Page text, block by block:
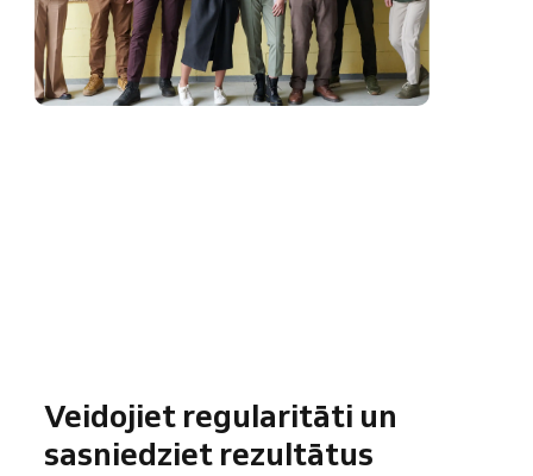
Veidojiet regularitāti un
sasniedziet rezultātus